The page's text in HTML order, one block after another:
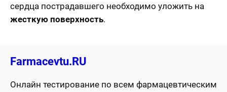
сердца пострадавшего необходимо уложить на
жесткую поверхность.
Farmacevtu.RU
Онлайн тестирование по всем фармацевтическим